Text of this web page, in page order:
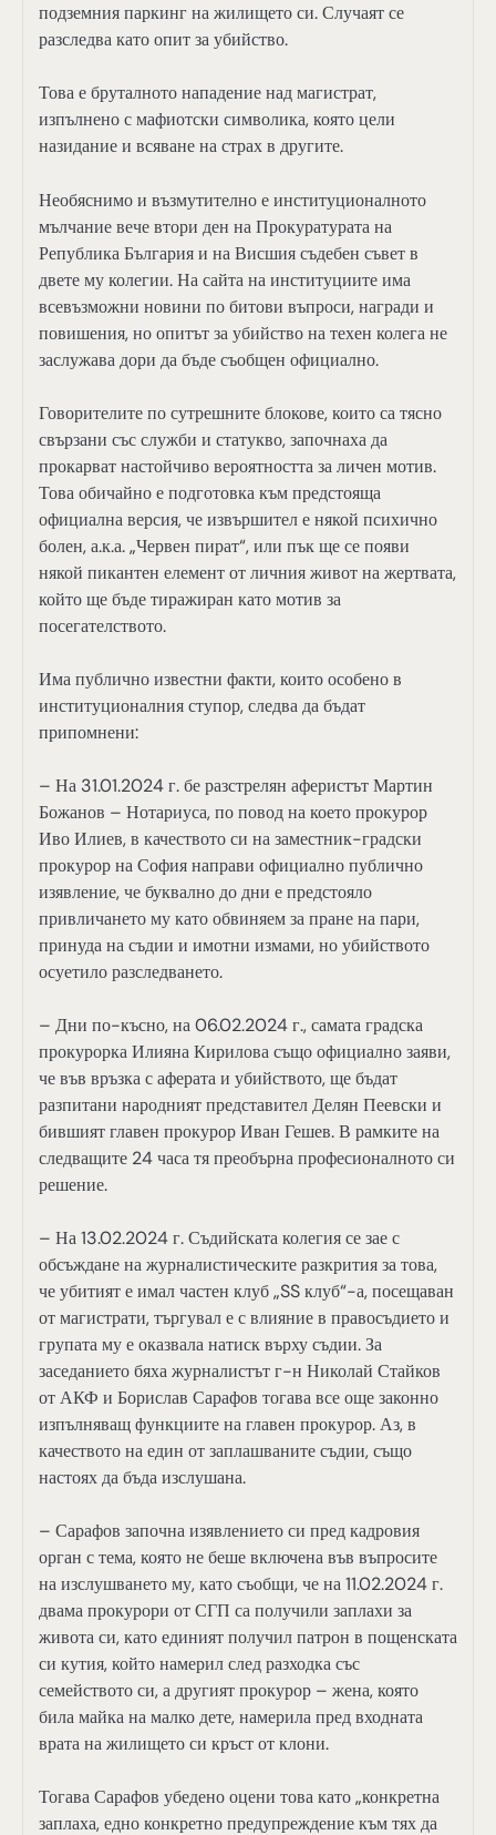
подземния паркинг на жилището си. Случаят се
разследва като опит за убийство.
Това е бруталното нападение над магистрат,
изпълнено с мафиотски символика, която цели
назидание и всяване на страх в другите.
Необяснимо и възмутително е институционалното
мълчание вече втори ден на Прокуратурата на
Република България и на Висшия съдебен съвет в
двете му колегии. На сайта на институциите има
всевъзможни новини по битови въпроси, награди и
повишения, но опитът за убийство на техен колега не
заслужава дори да бъде съобщен официално.
Говорителите по сутрешните блокове, които са тясно
свързани със служби и статукво, започнаха да
прокарват настойчиво вероятността за личен мотив.
Това обичайно е подготовка към предстояща
официална версия, че извършител е някой психично
болен, а.к.а. „Червен пират“, или пък ще се появи
някой пикантен елемент от личния живот на жертвата,
който ще бъде тиражиран като мотив за
посегателството.
Има публично известни факти, които особено в
институционалния ступор, следва да бъдат
припомнени:
– На 31.01.2024 г. бе разстрелян аферистът Мартин
Божанов – Нотариуса, по повод на което прокурор
Иво Илиев, в качеството си на заместник-градски
прокурор на София направи официално публично
изявление, че буквално до дни е предстояло
привличането му като обвиняем за пране на пари,
принуда на съдии и имотни измами, но убийството
осуетило разследването.
– Дни по-късно, на 06.02.2024 г., самата градска
прокурорка Илияна Кирилова също официално заяви,
че във връзка с аферата и убийството, ще бъдат
разпитани народният представител Делян Пеевски и
бившият главен прокурор Иван Гешев. В рамките на
следващите 24 часа тя преобърна професионалното си
решение.
– На 13.02.2024 г. Съдийската колегия се зае с
обсъждане на журналистическите разкрития за това,
че убитият е имал частен клуб „SS клуб“-а, посещаван
от магистрати, търгувал е с влияние в правосъдието и
групата му е оказвала натиск върху съдии. За
заседанието бяха журналистът г-н Николай Стайков
от АКФ и Борислав Сарафов тогава все още законно
изпълняващ функциите на главен прокурор. Аз, в
качеството на един от заплашваните съдии, също
настоях да бъда изслушана.
– Сарафов започна изявлението си пред кадровия
орган с тема, която не беше включена във въпросите
на изслушването му, като съобщи, че на 11.02.2024 г.
двама прокурори от СГП са получили заплахи за
живота си, като единият получил патрон в пощенската
си кутия, който намерил след разходка със
семейството си, а другият прокурор – жена, която
била майка на малко дете, намерила пред входната
врата на жилището си кръст от клони.
Тогава Сарафов убедено оцени това като „конкретна
заплаха, едно конкретно предупреждение към тях да